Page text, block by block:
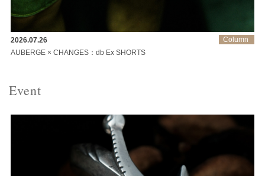
Column
2026.07.26
AUBERGE × CHANGES：db Ex SHORTS
Event